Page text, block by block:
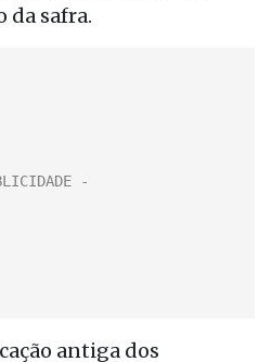
da safra.
antiga dos